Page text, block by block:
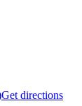
Get directions